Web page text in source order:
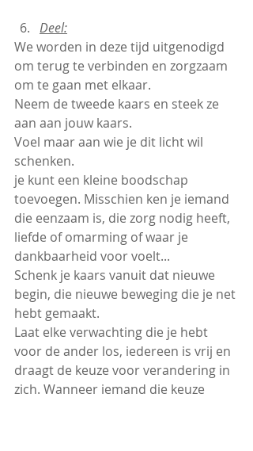
Deel:
We worden in deze tijd uitgenodigd
om terug te verbinden en zorgzaam
om te gaan met elkaar.
Neem de tweede kaars en steek ze
aan aan jouw kaars.
Voel maar aan wie je dit licht wil
schenken.
je kunt een kleine boodschap
toevoegen. Misschien ken je iemand
die eenzaam is, die zorg nodig heeft,
liefde of omarming of waar je
dankbaarheid voor voelt...
Schenk je kaars vanuit dat nieuwe
begin, die nieuwe beweging die je net
hebt gemaakt.
Laat elke verwachting die je hebt
voor de ander los, iedereen is vrij en
draagt de keuze voor verandering in
zich. Wanneer iemand die keuze